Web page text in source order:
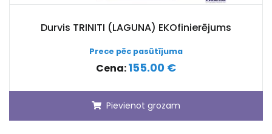
Durvis TRINITI (LAGUNA) EKOfinierējums
Prece pēc pasūtījuma
Cena:155.00 €
Pievienot grozam